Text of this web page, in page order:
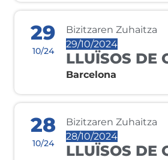
29
10/24
Bizitzaren Zuhaitza
29/10/2024
LLUÏSOS DE
Barcelona
28
10/24
Bizitzaren Zuhaitza
28/10/2024
LLUÏSOS DE